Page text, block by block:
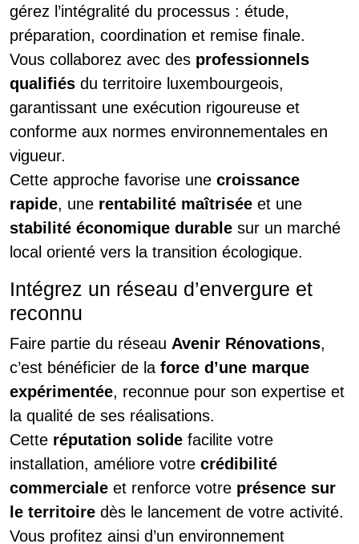
gérez l’intégralité du processus : étude,
préparation, coordination et remise finale.
Vous collaborez avec des professionnels
qualifiés du territoire luxembourgeois,
garantissant une exécution rigoureuse et
conforme aux normes environnementales en
vigueur.
Cette approche favorise une croissance
rapide, une rentabilité maîtrisée et une
stabilité économique durable sur un marché
local orienté vers la transition écologique.
Intégrez un réseau d’envergure et
reconnu
Faire partie du réseau Avenir Rénovations,
c’est bénéficier de la force d’une marque
expérimentée, reconnue pour son expertise et
la qualité de ses réalisations.
Cette réputation solide facilite votre
installation, améliore votre crédibilité
commerciale et renforce votre présence sur
le territoire dès le lancement de votre activité.
Vous profitez ainsi d’un environnement